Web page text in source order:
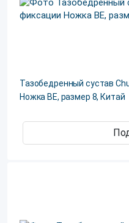
Тазобедренный сустав
Ножка ВЕ, размер 8, Китай